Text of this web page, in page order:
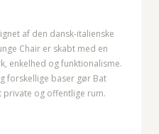
af den dansk-italienske
Chair er skabt med en
enkelhed og funktionalisme.
forskellige baser gør Bat
private og offentlige rum.